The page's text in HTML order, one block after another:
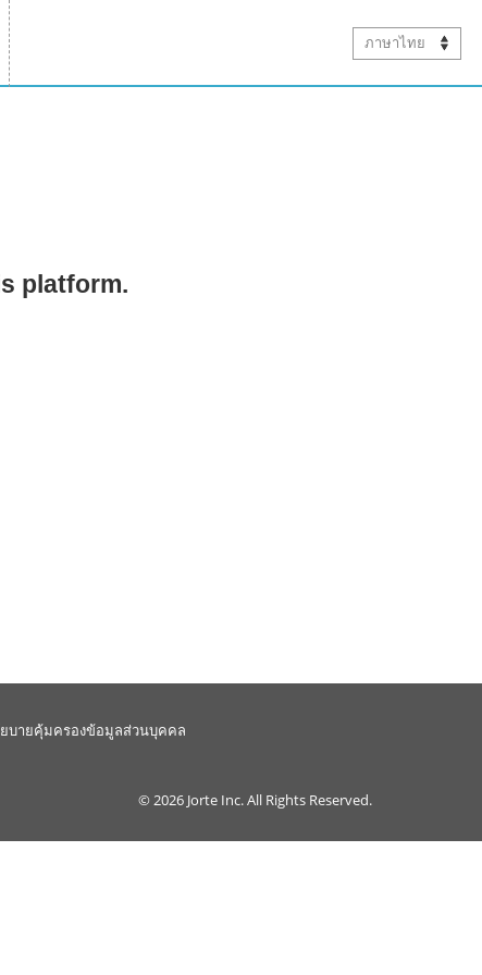
ภาษาไทย
platform.
บายคุ้มครองข้อมูลส่วนบุคคล
© 2026 Jorte Inc.All Rights Reserved.